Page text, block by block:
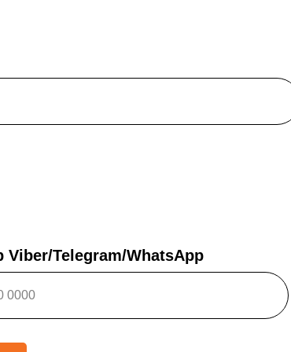
Telegram/WhatsApp